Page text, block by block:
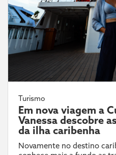
Turismo
Em nova viagem a
Vanessa descobre
da ilha caribenha
Novamente no destino